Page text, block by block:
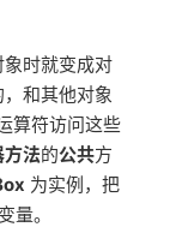
时就变成对
和其他对象
算符访问这些
方法的公共方
为实例，把
量。